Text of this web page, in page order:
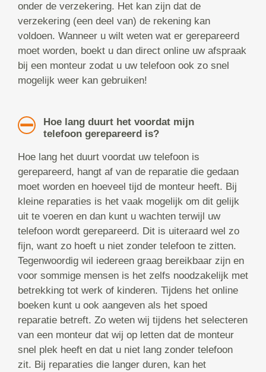
onder de verzekering. Het kan zijn dat de
verzekering (een deel van) de rekening kan
voldoen. Wanneer u wilt weten wat er gerepareerd
moet worden, boekt u dan direct online uw afspraak
bij een monteur zodat u uw telefoon ook zo snel
mogelijk weer kan gebruiken!
Hoe lang duurt het voordat mijn
telefoon gerepareerd is?
Hoe lang het duurt voordat uw telefoon is
gerepareerd, hangt af van de reparatie die gedaan
moet worden en hoeveel tijd de monteur heeft. Bij
kleine reparaties is het vaak mogelijk om dit gelijk
uit te voeren en dan kunt u wachten terwijl uw
telefoon wordt gerepareerd. Dit is uiteraard wel zo
fijn, want zo hoeft u niet zonder telefoon te zitten.
Tegenwoordig wil iedereen graag bereikbaar zijn en
voor sommige mensen is het zelfs noodzakelijk met
betrekking tot werk of kinderen. Tijdens het online
boeken kunt u ook aangeven als het spoed
reparatie betreft. Zo weten wij tijdens het selecteren
van een monteur dat wij op letten dat de monteur
snel plek heeft en dat u niet lang zonder telefoon
zit. Bij reparaties die langer duren, kan het